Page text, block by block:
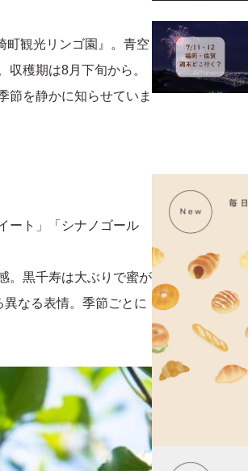
町観光リンゴ園』。青空
穫期は8月下旬から。
節を静かに知らせていま
ート」「シナノゴール
。黒千寿は大ぶりで蜜が
異なる表情。季節ごとに